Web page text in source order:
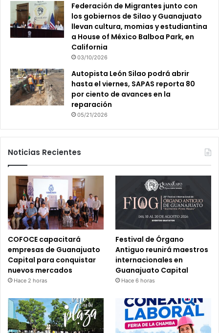
Federación de Migrantes junto con
los gobiernos de Silao y Guanajuato
llevan cultura, momias y estudiantina
a House of México Balboa Park, en
California
03/10/2026
Autopista León Silao podrá abrir
hasta el viernes, SAPAS reporta 80
por ciento de avances en la
reparación
05/21/2026
Noticias Recientes
COFOCE capacitará
empresas de Guanajuato
Capital para conquistar
nuevos mercados
Hace 2 horas
Festival de Órgano
Antiguo reunirá maestros
internacionales en
Guanajuato Capital
Hace 6 horas